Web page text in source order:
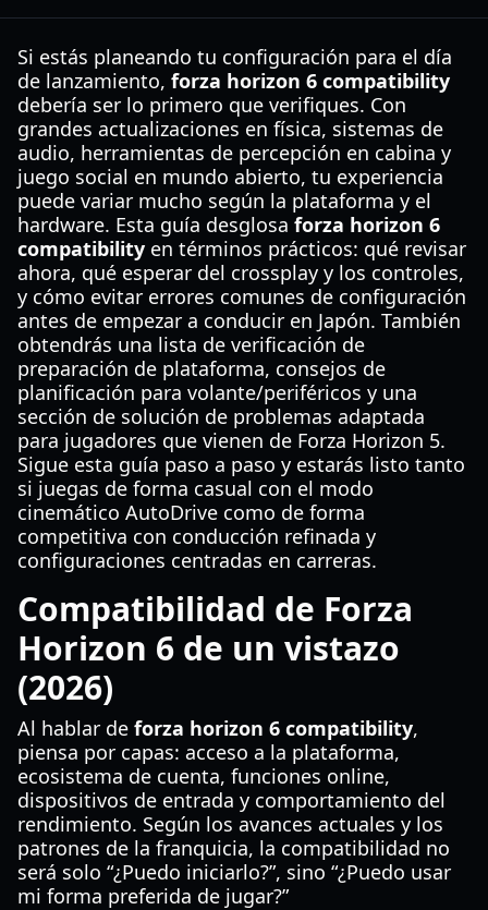
Si estás planeando tu configuración para el día
de lanzamiento, forza horizon 6 compatibility
debería ser lo primero que verifiques. Con
grandes actualizaciones en física, sistemas de
audio, herramientas de percepción en cabina y
juego social en mundo abierto, tu experiencia
puede variar mucho según la plataforma y el
hardware. Esta guía desglosa forza horizon 6
compatibility en términos prácticos: qué revisar
ahora, qué esperar del crossplay y los controles,
y cómo evitar errores comunes de configuración
antes de empezar a conducir en Japón. También
obtendrás una lista de verificación de
preparación de plataforma, consejos de
planificación para volante/periféricos y una
sección de solución de problemas adaptada
para jugadores que vienen de Forza Horizon 5.
Sigue esta guía paso a paso y estarás listo tanto
si juegas de forma casual con el modo
cinemático AutoDrive como de forma
competitiva con conducción refinada y
configuraciones centradas en carreras.
Compatibilidad de Forza
Horizon 6 de un vistazo
(2026)
Al hablar de forza horizon 6 compatibility,
piensa por capas: acceso a la plataforma,
ecosistema de cuenta, funciones online,
dispositivos de entrada y comportamiento del
rendimiento. Según los avances actuales y los
patrones de la franquicia, la compatibilidad no
será solo “¿Puedo iniciarlo?”, sino “¿Puedo usar
mi forma preferida de jugar?”